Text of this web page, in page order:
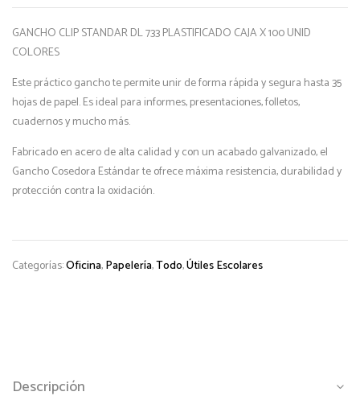
GANCHO CLIP STANDAR DL 733 PLASTIFICADO CAJA X 100 UNID
COLORES
Este práctico gancho te permite unir de forma rápida y segura hasta 35
hojas de papel. Es ideal para informes, presentaciones, folletos,
cuadernos y mucho más.
Fabricado en acero de alta calidad y con un acabado galvanizado, el
Gancho Cosedora Estándar te ofrece máxima resistencia, durabilidad y
protección contra la oxidación.
Categorías:Oficina,Papelería,Todo,Útiles Escolares
Descripción